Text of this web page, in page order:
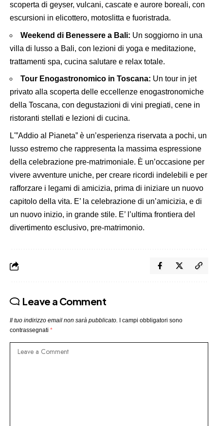
scoperta di geyser, vulcani, cascate e aurore boreali, con
escursioni in elicottero, motoslitta e fuoristrada.
Weekend di Benessere a Bali: Un soggiorno in una
villa di lusso a Bali, con lezioni di yoga e meditazione,
trattamenti spa, cucina salutare e relax totale.
Tour Enogastronomico in Toscana: Un tour in jet
privato alla scoperta delle eccellenze enogastronomiche
della Toscana, con degustazioni di vini pregiati, cene in
ristoranti stellati e lezioni di cucina.
L'”Addio al Pianeta” è un’esperienza riservata a pochi, un
lusso estremo che rappresenta la massima espressione
della celebrazione pre-matrimoniale. È un’occasione per
vivere avventure uniche, per creare ricordi indelebili e per
rafforzare i legami di amicizia, prima di iniziare un nuovo
capitolo della vita. E’ la celebrazione di un’amicizia, e di
un nuovo inizio, in grande stile. E’ l’ultima frontiera del
divertimento esclusivo, pre-matrimonio.
Leave a Comment
Il tuo indirizzo email non sarà pubblicato. I campi obbligatori sono
contrassegnati *